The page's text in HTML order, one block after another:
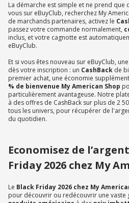
La démarche est simple et ne prend que
vous sur eBuyClub, recherchez My
de marchands partenaires, activez le
passez votre commande normalement,
inclus, et votre cagnotte est
eBuyClub.
Et si vous êtes nouveau sur eBuyClub,
dès votre inscription : un CashBack de
premier achat, une économie
% de bienvenue My American Shop
particulièrement avantageuse. Notre
à des offres de CashBack sur plus de 2
tous les univers, pour récupérer de
du quotidien.
Economisez de
Friday 2026 chez My
Le Black Friday 2026 chez My
pour découvrir ou redécouvrir une vaste